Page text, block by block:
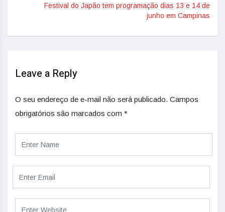
Festival do Japão tem programação dias 13 e 14 de
junho em Campinas
Leave a Reply
O seu endereço de e-mail não será publicado. Campos
obrigatórios são marcados com *